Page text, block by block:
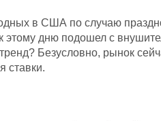
в США по случаю
дню подошел с
Безусловно, рынок
ставки.